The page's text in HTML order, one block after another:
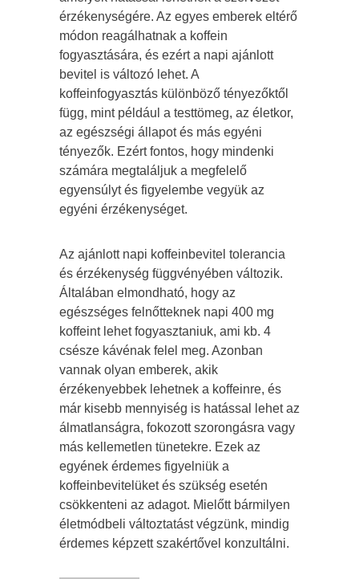
érzékenységére. Az egyes emberek eltérő
módon reagálhatnak a koffein
fogyasztására, és ezért a napi ajánlott
bevitel is változó lehet. A
koffeinfogyasztás különböző tényezőktől
függ, mint például a testtömeg, az életkor,
az egészségi állapot és más egyéni
tényezők. Ezért fontos, hogy mindenki
számára megtaláljuk a megfelelő
egyensúlyt és figyelembe vegyük az
egyéni érzékenységet.
Az ajánlott napi koffeinbevitel tolerancia
és érzékenység függvényében változik.
Általában elmondható, hogy az
egészséges felnőtteknek napi 400 mg
koffeint lehet fogyasztaniuk, ami kb. 4
csésze kávénak felel meg. Azonban
vannak olyan emberek, akik
érzékenyebbek lehetnek a koffeinre, és
már kisebb mennyiség is hatással lehet az
álmatlanságra, fokozott szorongásra vagy
más kellemetlen tünetekre. Ezek az
egyének érdemes figyelniük a
koffeinbevitelüket és szükség esetén
csökkenteni az adagot. Mielőtt bármilyen
életmódbeli változtatást végzünk, mindig
érdemes képzett szakértővel konzultálni.